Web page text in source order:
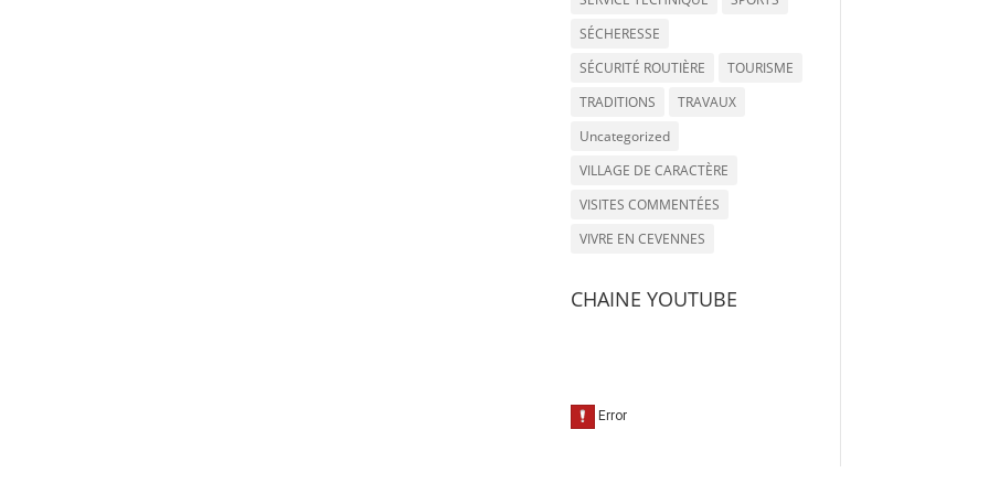
SÉCHERESSE
SÉCURITÉ ROUTIÈRE
TOURISME
TRADITIONS
TRAVAUX
Uncategorized
VILLAGE DE CARACTÈRE
VISITES COMMENTÉES
VIVRE EN CEVENNES
CHAINE YOUTUBE